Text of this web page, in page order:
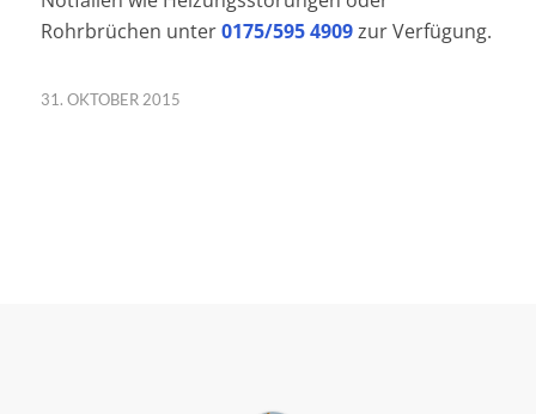
Rohrbrüchen unter0175/595 4909zur Verfügung.
31. OKTOBER 2015